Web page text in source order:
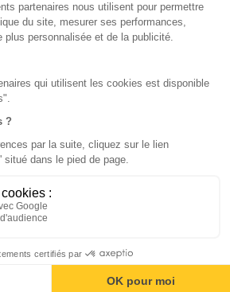
FLE
Examens blancs
Application iOS Mosalingua